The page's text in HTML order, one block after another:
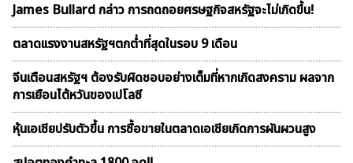
James Bullard กล่าว การถดถอยศรษฐกิจสหรัฐจะไม่เกิดขึ้น!
ตลาดเเรงงานสหรัฐฯตกต่ำที่สุดในรอบ 9 เดือน
จีนเตือนสหรัฐฯ ต้องรับผิดชอบอย่างเต็มที่หากเกิดสงคราม ผลจาก
การเยือนไต้หวันของเปโลซี
หุ้นเอเชียปรับตัวขึ้น การซื้อขายในตลาดเอเชียเกิดการผันผวนสูง